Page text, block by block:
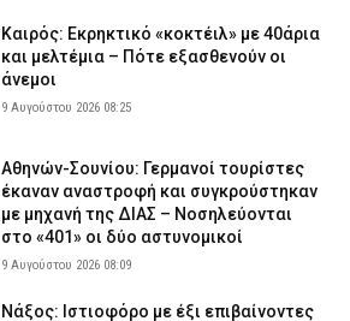
Καιρός: Eκρηκτικό «κοκτέιλ» με 40άρια
και μελτέμια – Πότε εξασθενούν οι
άνεμοι
9 Αυγούστου 2026 08:25
Αθηνών-Σουνίου: Γερμανοί τουρίστες
έκαναν αναστροφή και συγκρούστηκαν
με μηχανή της ΔΙΑΣ – Νοσηλεύονται
στο «401» οι δύο αστυνομικοί
9 Αυγούστου 2026 08:09
Νάξος: Ιστιοφόρο με έξι επιβαίνοντες